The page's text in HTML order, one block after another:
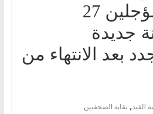
الصحفيين المؤجلين 27
جديدة
بعد الانتهاء من
القيد, نقابة الصحفيين